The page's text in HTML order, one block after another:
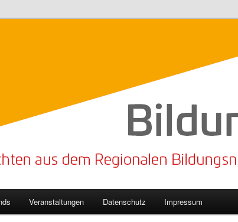
Veranstaltungen Datenschutz Impressum